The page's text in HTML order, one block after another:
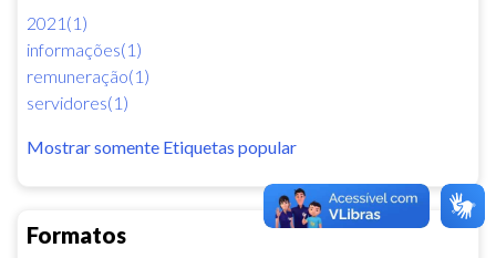
2021(1)
informações(1)
remuneração(1)
servidores(1)
Mostrar somente Etiquetas popular
Formatos